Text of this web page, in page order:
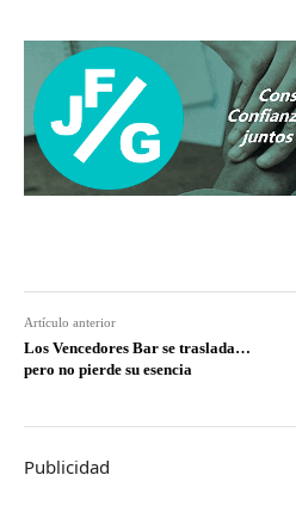
Artículo anterior
Los Vencedores Bar se traslada…
pero no pierde su esencia
Publicidad